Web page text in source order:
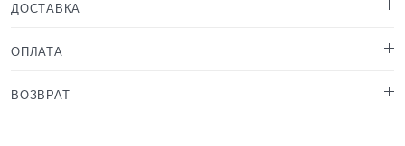
ДОСТАВКА
ОПЛАТА
ВОЗВРАТ